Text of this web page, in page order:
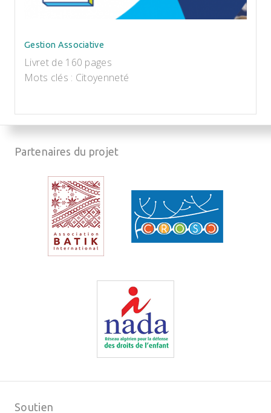
Gestion Associative
Livret de 160 pages
Mots clés : Citoyenneté
Partenaires du projet
Soutien